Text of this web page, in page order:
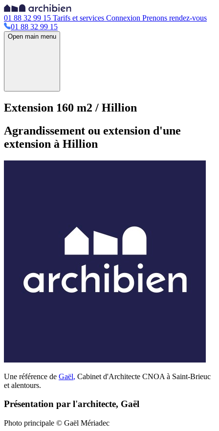
01 88 32 99 15 Tarifs et services Connexion Prenons rendez-vous
01 88 32 99 15
Open main menu
Extension 160 m2 / Hillion
Agrandissement ou extension d'une
extension à Hillion
Une référence de Gaël, Cabinet d'Architecte CNOA à Saint-Brieuc
et alentours.
Présentation par l'architecte, Gaël
Photo principale © Gaël Mériadec